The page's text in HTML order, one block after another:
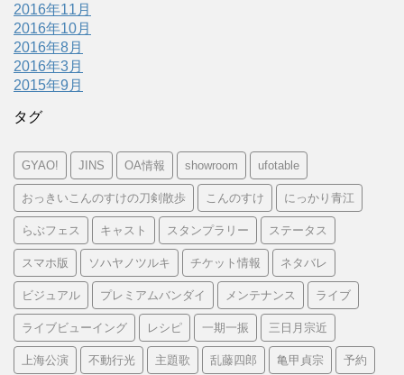
2016年11月
2016年10月
2016年8月
2016年3月
2015年9月
タグ
GYAO! JINS OA情報 showroom ufotable
おっきいこんのすけの刀剣散歩 こんのすけ にっかり青江
らぶフェス キャスト スタンプラリー ステータス
スマホ版 ソハヤノツルキ チケット情報 ネタバレ
ビジュアル プレミアムバンダイ メンテナンス ライブ
ライブビューイング レシピ 一期一振 三日月宗近
上海公演 不動行光 主題歌 乱藤四郎 亀甲貞宗 予約